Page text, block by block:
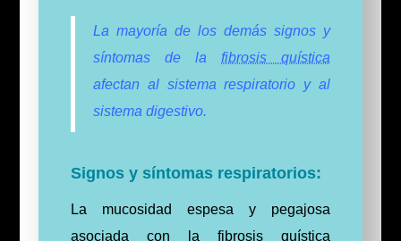
La mayoría de los demás signos y
síntomas de la fibrosis quística
afectan al sistema respiratorio y al
sistema digestivo.
Signos y síntomas respiratorios:
La mucosidad espesa y pegajosa
asociada con la fibrosis quística